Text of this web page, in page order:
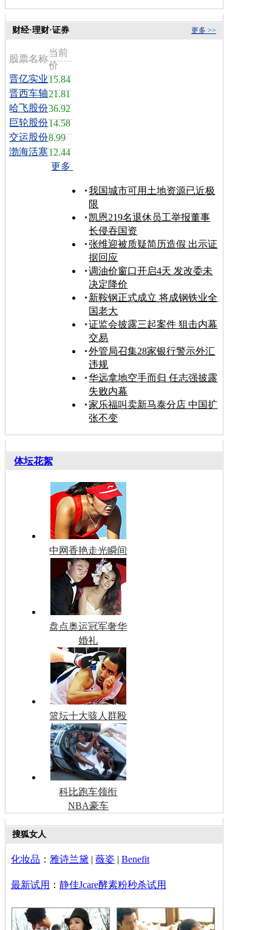
更多 >>
财经·理财·证券
股票名称
当前
价
晋亿实业15.84
晋西车轴21.81
哈飞股份36.92
巨轮股份14.58
交运股份8.99
渤海活塞12.44
更多
我国城市可用土地资源已近极
限
凯恩219名退休员工举报董事
长侵吞国资
张维迎被质疑简历造假 出示证
据回应
调油价窗口开启4天 发改委未
决定降价
新鞍钢正式成立 将成钢铁业全
国老大
证监会披露三起案件 狙击内幕
交易
外管局召集28家银行警示外汇
违规
华远拿地空手而归 任志强披露
失败内幕
家乐福叫卖新马泰分店 中国扩
张不变
体坛花絮
中网香艳走光瞬间
盘点奥运冠军奢华
婚礼
篮坛十大骇人群殴
科比跑车领衔
NBA豪车
搜狐女人
化妆品 ： 雅诗兰黛 | 薇姿 | Benefit
最新试用 ： 静佳Jcare酵素粉秒杀试用